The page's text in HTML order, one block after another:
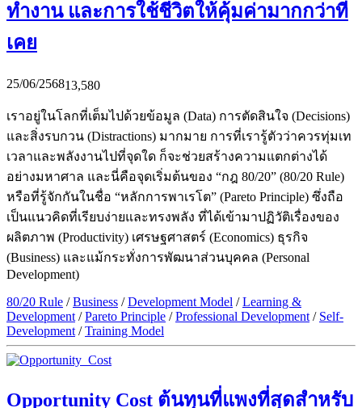
ทำงาน และการใช้ชีวิตให้คุ้มค่ามากกว่าที่
เคย
25/06/256813,580
เราอยู่ในโลกที่เต็มไปด้วยข้อมูล (Data) การตัดสินใจ (Decisions)
และสิ่งรบกวน (Distractions) มากมาย การที่เรารู้ตัวว่าควรทุ่มเท
เวลาและพลังงานไปที่จุดใด ก็จะช่วยสร้างความแตกต่างได้
อย่างมหาศาล และนี่คือจุดเริ่มต้นของ “กฎ 80/20” (80/20 Rule)
หรือที่รู้จักกันในชื่อ “หลักการพาเรโต” (Pareto Principle) ซึ่งถือ
เป็นแนวคิดที่เรียบง่ายและทรงพลัง ที่ได้เข้ามาปฏิวัติเรื่องของ
ผลิตภาพ (Productivity) เศรษฐศาสตร์ (Economics) ธุรกิจ
(Business) และแม้กระทั่งการพัฒนาส่วนบุคคล (Personal
Development)
80/20 Rule /Business /Development Model /Learning &
Development /Pareto Principle /Professional Development / Self-
Development /Training Model
Opportunity Cost ต้นทุนที่แพงที่สุดสำหรับ